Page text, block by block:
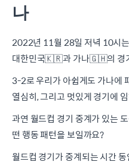
나
2022년 11월 28일 저녁 10시
대한민국🇰🇷과 가나🇬🇭의 경
3-2로 우리가 아쉽게도 가나에
열심히, 그리고 멋있게 경기에
과연 월드컵 경기 중계가 있는
떤 행동 패턴을 보일까요?
월드컵 경기가 중계되는 시간